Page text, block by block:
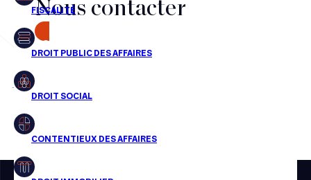
Fiscalité
Droit public des affaires
Droit social
Droit immobilier
Restructuring
nos récompenses et nos
transactions, jour après
jour
Aucun résultats pour cette recherche
Nous contacter